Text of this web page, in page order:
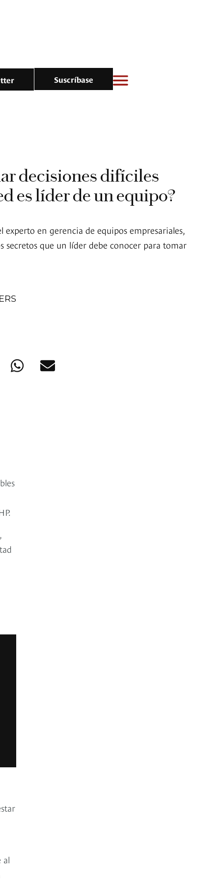
Suscríbase
decisiones difíciles
es líder de un equipo?
experto en gerencia de equipos empresariales,
secretos que un líder debe conocer para tomar
al